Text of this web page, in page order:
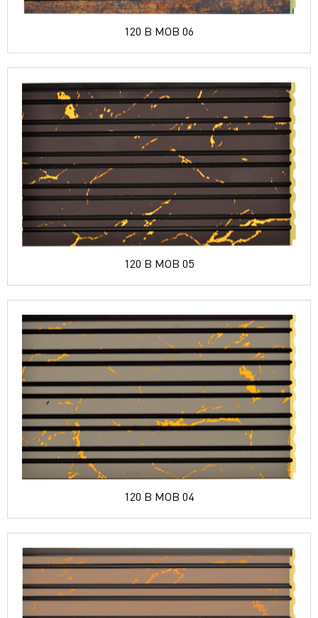
120 B MOB 06
120 B MOB 05
120 B MOB 04